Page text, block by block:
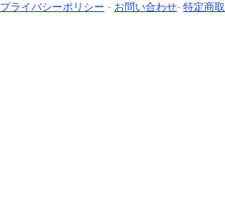
プライバシーポリシー - お問い合わせ- 特定商